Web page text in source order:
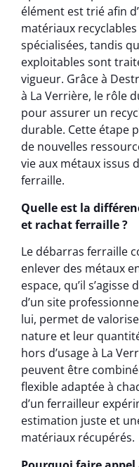
élément est trié afin
matériaux
spécialisées, tandis
exploitables sont
vigueur. Grâce à
à La Verrière, le rôle
pour assurer un
durable. Cette étape
de nouvelles
vie aux métaux issus
ferraille.
Quelle est la
et rachat ferraille ?
Le débarras ferraille
enlever des métaux
espace, qu’il s’agisse
d’un site
lui, permet de
nature et leur
hors d’usage à La
peuvent être
flexible adaptée à
d’un ferrailleur
estimation juste et
matériaux récupérés.